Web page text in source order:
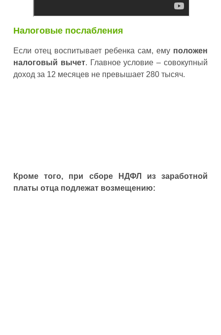
Налоговые послабления
Если отец воспитывает ребенка сам, ему положен
налоговый вычет. Главное условие – совокупный
доход за 12 месяцев не превышает 280 тысяч.
Кроме того, при сборе НДФЛ из заработной
платы отца подлежат возмещению: